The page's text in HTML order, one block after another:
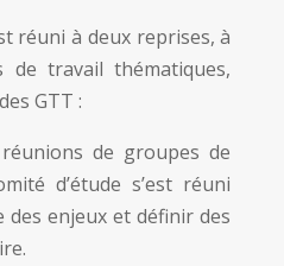
réuni à deux reprises, à
travail thématiques,
GTT :
de groupes de
d’étude s’est réuni
enjeux et définir des